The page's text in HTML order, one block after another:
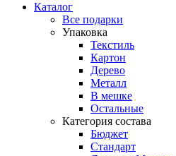
Каталог
Все подарки
Упаковка
Текстиль
Картон
Дерево
Металл
В мешке
Остальные
Категория состава
Бюджет
Стандарт